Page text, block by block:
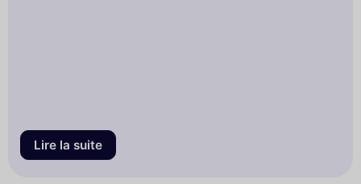
Lire la suite